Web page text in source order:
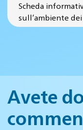
Scheda
sull’ambiente
Avete